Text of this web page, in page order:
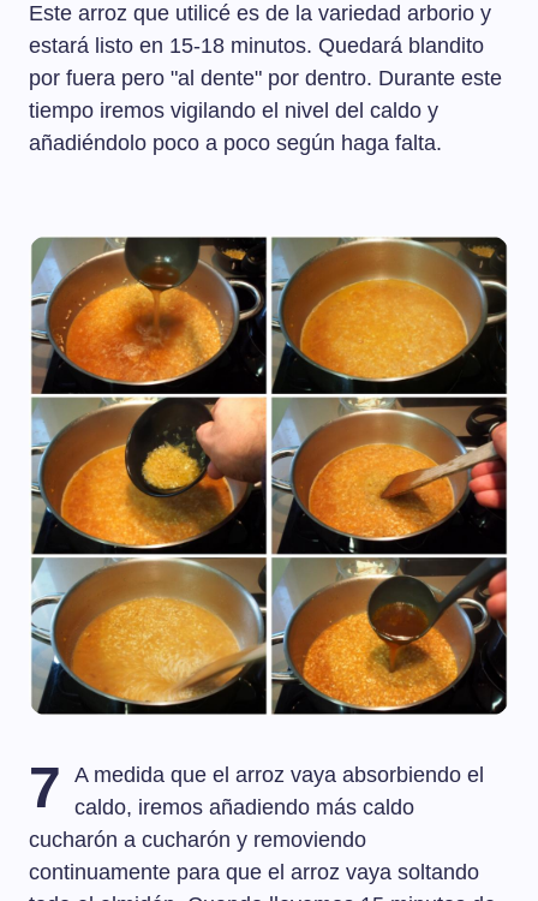
Este arroz que utilicé es de la variedad arborio y
estará listo en 15-18 minutos. Quedará blandito
por fuera pero "al dente" por dentro. Durante este
tiempo iremos vigilando el nivel del caldo y
añadiéndolo poco a poco según haga falta.
7
A medida que el arroz vaya absorbiendo el
caldo, iremos añadiendo más caldo
cucharón a cucharón y removiendo
continuamente para que el arroz vaya soltando